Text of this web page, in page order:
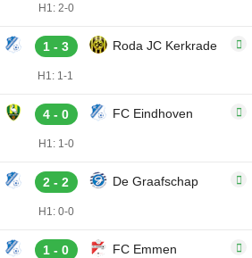
H1: 2-0
1 - 3 Roda JC Kerkrade
H1: 1-1
4 - 0 FC Eindhoven
H1: 1-0
2 - 2 De Graafschap
H1: 0-0
1 - 0 FC Emmen